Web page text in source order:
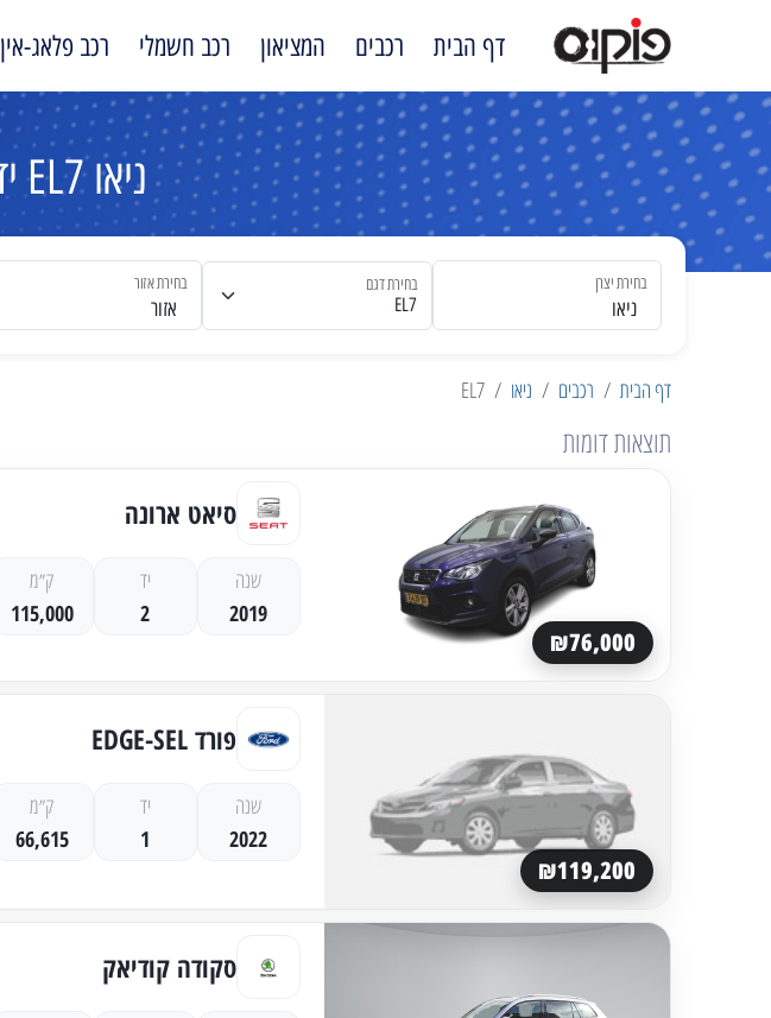
דף הבית רכבים המציאון רכב חשמלי רכב פלאג-אין
ניאו EL7 יד שניה למכירה
ניאו
בחירת יצרן בחירת דגם
אזור
בחירת אזור
דף הבית רכבים ניאו EL7
תוצאות דומות
₪76,000
סיאט ארונה
שנה
2019
יד
2
ק״מ
115,000
₪119,200
פורד EDGE-SEL
שנה
2022
יד
1
ק״מ
66,615
סקודה קודיאק